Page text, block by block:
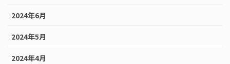
2024年6月
2024年5月
2024年4月